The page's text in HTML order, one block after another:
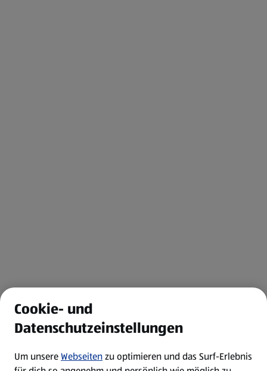
Cookie- und
Datenschutzeinstellungen
Um unsereWebseitenzu optimieren und das Surf-Erlebnis